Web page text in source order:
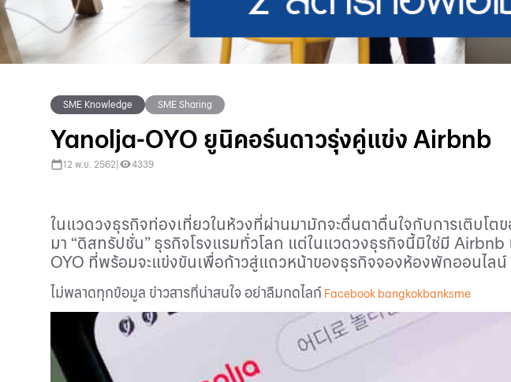
SME Knowledge SME Sharing
Yanolja-OYO ยูนิคอร์นดาวรุ่งคู่แข่ง Airbnb
12 พ.ย. 2562 4339
ในแวดวงธุรกิจท่องเที่ยวในห้วงที่ผ่านมามักจะตื่นตาตื่นใจกับการเติบโต
มา “ดิสทรัปชั่น” ธุรกิจโรงแรมทั่วโลก แต่ในแวดวงธุรกิจนี้มิใช่มี Airbnb
OYO ที่พร้อมจะแข่งขันเพื่อก้าวสู่แถวหน้าของธุรกิจจองห้องพักออนไลน์
ไม่พลาดทุกข้อมูล ข่าวสารที่น่าสนใจ อย่าลืมกดไลก์ Facebook bangkokbanksme